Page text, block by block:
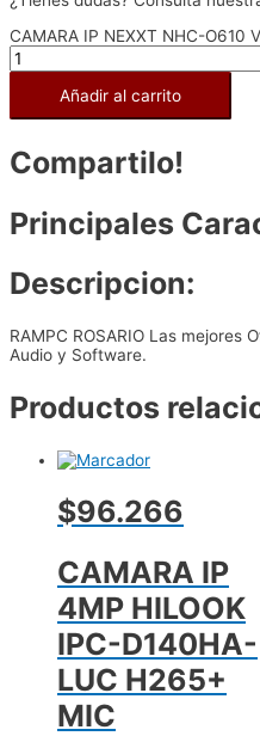
CAMARA IP NEXXT NHC-O610
Añadir al carrito
Compartilo!
Principales
Descripcion:
RAMPC ROSARIO Las mejores
Audio y Software.
Productos
$96.266
CAMARA IP
4MP HILOOK
IPC-D140HA-
LUC H265+
MIC